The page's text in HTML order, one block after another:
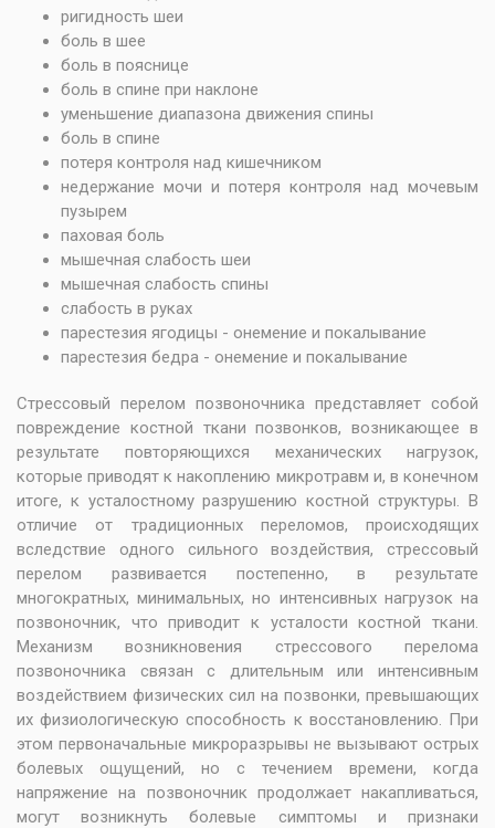
ригидность шеи
боль в шее
боль в пояснице
боль в спине при наклоне
уменьшение диапазона движения спины
боль в спине
потеря контроля над кишечником
недержание мочи и потеря контроля над мочевым
пузырем
паховая боль
мышечная слабость шеи
мышечная слабость спины
слабость в руках
парестезия ягодицы - онемение и покалывание
парестезия бедра - онемение и покалывание
Стрессовый перелом позвоночника представляет собой
повреждение костной ткани позвонков, возникающее в
результате повторяющихся механических нагрузок,
которые приводят к накоплению микротравм и, в конечном
итоге, к усталостному разрушению костной структуры. В
отличие от традиционных переломов, происходящих
вследствие одного сильного воздействия, стрессовый
перелом развивается постепенно, в результате
многократных, минимальных, но интенсивных нагрузок на
позвоночник, что приводит к усталости костной ткани.
Механизм возникновения стрессового перелома
позвоночника связан с длительным или интенсивным
воздействием физических сил на позвонки, превышающих
их физиологическую способность к восстановлению. При
этом первоначальные микроразрывы не вызывают острых
болевых ощущений, но с течением времени, когда
напряжение на позвоночник продолжает накапливаться,
могут возникнуть болевые симптомы и признаки